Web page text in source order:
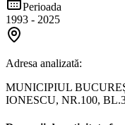
Perioada
1993 - 2025
Adresa analizată:
MUNICIPIUL
IONESCU, NR.100,